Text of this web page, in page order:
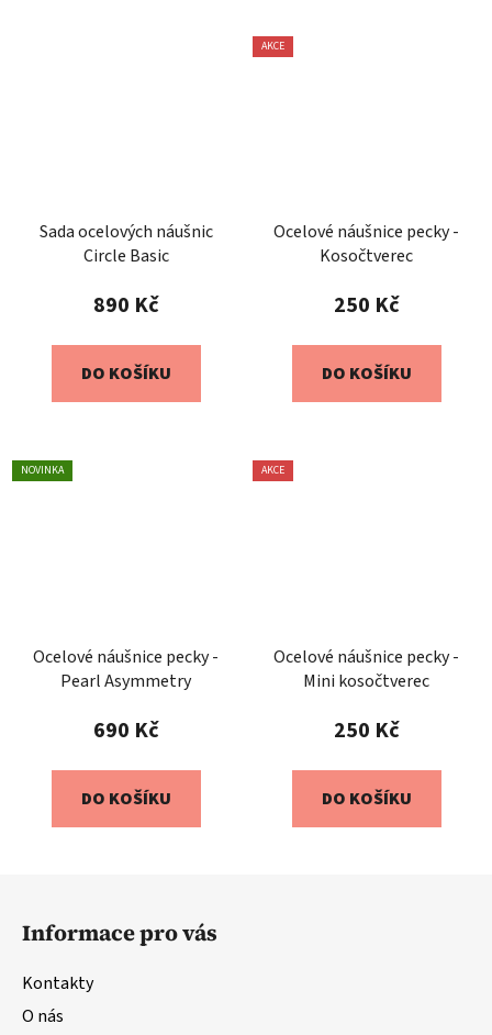
Sada ocelových náušnic
Circle Basic
890 Kč
DO KOŠÍKU
AKCE
Ocelové náušnice pecky -
Kosočtverec
250 Kč
DO KOŠÍKU
NOVINKA
Ocelové náušnice pecky -
Pearl Asymmetry
690 Kč
DO KOŠÍKU
AKCE
Ocelové náušnice pecky -
Mini kosočtverec
250 Kč
DO KOŠÍKU
Informace pro vás
Kontakty
O nás